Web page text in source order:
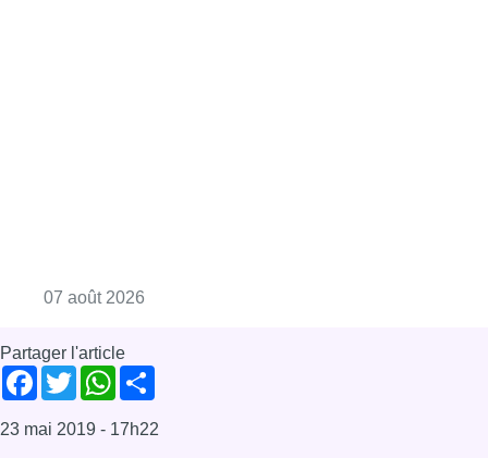
07 août 2026
Partager l'article
Facebook
TwitterWhatsApp
23 mai 2019 - 17h22